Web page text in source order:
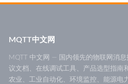
MQTT中文网
MQTT 中文网 — 国内领先的物联网消
议文档、在线调试工具、产品选型指南
农业、工业自动化、环境监控、能源电